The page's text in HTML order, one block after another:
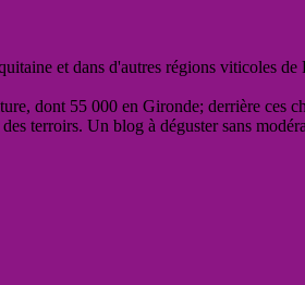
et dans d'autres régions viticoles de
dont 55 000 en Gironde; derrière ces
terroirs. Un blog à déguster sans